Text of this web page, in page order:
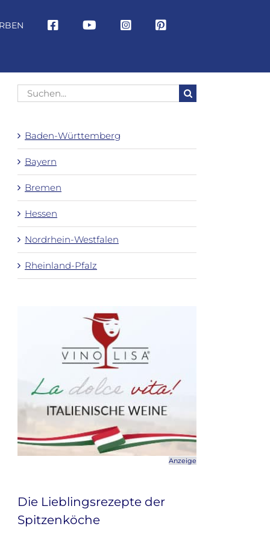
Suche
nach:
Baden-Württemberg
Bayern
Bremen
Hessen
Nordrhein-Westfalen
Rheinland-Pfalz
Anzeige
Die Lieblingsrezepte der
Spitzenköche